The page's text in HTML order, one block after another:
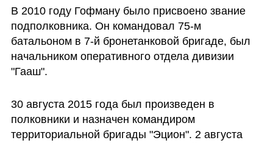
В 2010 году Гофману было присвоено звание
подполковника. Он командовал 75-м
батальоном в 7-й бронетанковой бригаде, был
начальником оперативного отдела дивизии
"Гааш".
30 августа 2015 года был произведен в
полковники и назначен командиром
территориальной бригады "Эцион". 2 августа